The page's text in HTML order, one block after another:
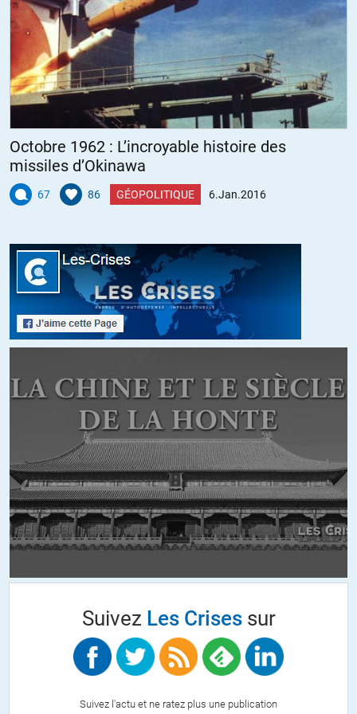
Onfray, lui, en tant qu’homme de Gauche, voit très très bien ce qui le
sépare de la Droite de Gauche, de la Droite de Droite et de l’Extrême-
droite…
« Mon problème, c’est ceux qui rendent Marine Le Pen possible ». Et
possible. L’histoire du sage qui montre la lune, l’imbécile regarde le
doigt, ils sont nombreux aujourd’hui à regarder le doigt!
Pourquoi est -elle là?
A cause de la misère, de la pauvreté, du chômage, des promesses
non tenues, du referendum de 2005, de la corruption de l’ Etat (…)
Tous ceux qui la rendent possible ont intérêt à dire que c’est elle
qu’il faut regarder, et non ceux qui la rendent possible « .
http://www.agoravox.fr/tribune-libre/article/michel-onfray-mon-
probleme-c-est-172653?debut_forums=0#forum4396781
+25 ALERTER
izarn//10.01.2016 à 00h13
Je ne considère pas Onfray comme un philosophe. C’est un
polémiste, comme BHL et les autres de sa génération. Quand il
parle, tout le monde se croit intelligent; c’est un bon pédagogue.
Ceci dit, il est un peu court si on pousse le sujet. C’est pourquoi
acheter ses livres me semble sans grand interet
approfondir le sujet. Ca fait cher pour un non spécialiste.
postures: Le Christ n’a jamais existé. parce que c’est interessant,
peu nombreuses, et par le fait qu’il n’est nullement le premier a avoir
formulé cette thèse.
nous taquine l’intellect, et qui souvent fait du bien à écouter.
Octobre 1962 : L’incroyable histoire des
missiles d’Okinawa
67 86 GÉOPOLITIQUE 6.Jan.2016
Suivez Les Crisessur
Suivez l'actu et ne ratez plus une publication